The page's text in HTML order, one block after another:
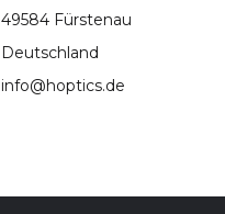
49584 Fürstenau
Deutschland
info@hoptics.de